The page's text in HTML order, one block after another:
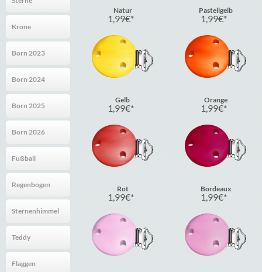
Krone
Born 2023
Born 2024
Born 2025
Born 2026
Fußball
Regenbogen
Sternenhimmel
Teddy
Flaggen
Natur
1,99€
Pastellgelb
1,99€
Gelb
1,99€
Orange
1,99€
Rot
1,99€
Bordeaux
1,99€